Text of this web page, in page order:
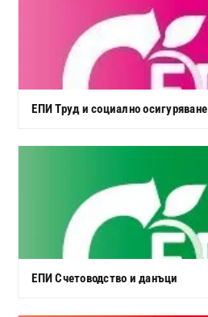
ЕПИ Труд и социално осигуряване
ЕПИ Счетоводство и данъци